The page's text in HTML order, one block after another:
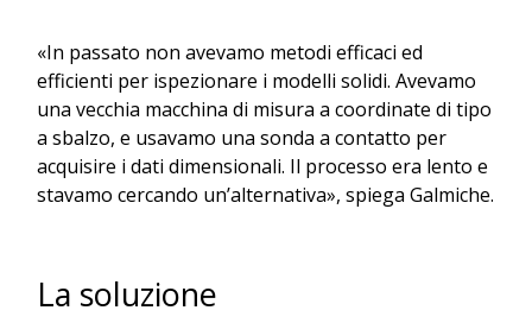
«In passato non avevamo metodi efficaci ed
efficienti per ispezionare i modelli solidi. Avevamo
una vecchia macchina di misura a coordinate di tipo
a sbalzo, e usavamo una sonda a contatto per
acquisire i dati dimensionali. Il processo era lento e
stavamo cercando un’alternativa», spiega Galmiche.
La soluzione